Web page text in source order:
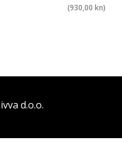
(930,00 kn)
d.o.o.